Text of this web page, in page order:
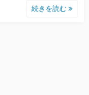
続きを読む